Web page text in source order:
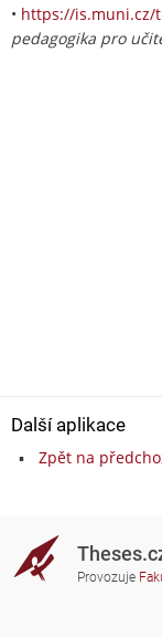
• https://is.muni.cz/
pedagogika pro
Další aplikace
Zpět na
Provozuje